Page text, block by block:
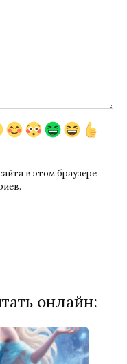
в этом браузере
онлайн: